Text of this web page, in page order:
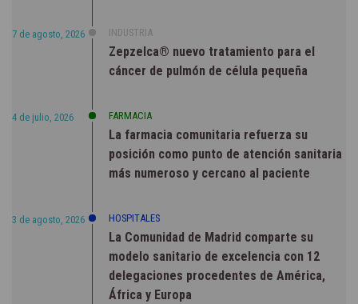
7 de agosto, 2026 INDUSTRIA
Zepzelca® nuevo tratamiento para el
cáncer de pulmón de célula pequeña
4 de julio, 2026 FARMACIA
La farmacia comunitaria refuerza su
posición como punto de atención sanitaria
más numeroso y cercano al paciente
3 de agosto, 2026 HOSPITALES
La Comunidad de Madrid comparte su
modelo sanitario de excelencia con 12
delegaciones procedentes de América,
África y Europa